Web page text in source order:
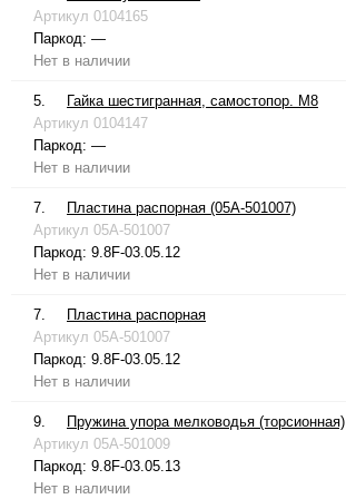
Артикул 0104165
Паркод: —
Нет в наличии
5.
Гайка шестигранная, самостопор. М8
Артикул 0104147
Паркод: —
Нет в наличии
7.
Пластина распорная (05A-501007)
Артикул 05A-501007
Паркод: 9.8F-03.05.12
Нет в наличии
7.
Пластина распорная
Артикул 05A-501007
Паркод: 9.8F-03.05.12
Нет в наличии
9.
Пружина упора мелководья (торсионная)
Артикул 05A-501009
Паркод: 9.8F-03.05.13
Нет в наличии